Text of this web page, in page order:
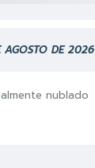
AGOSTO DE 2026
nublado